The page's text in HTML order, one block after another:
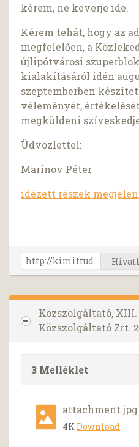
kérem, ne keverje ide.
Kérem tehát, hogy az
megfelelően, a
újlipótvárosi
kialakításáról idén
szeptemberben
véleményét,
megküldeni
Üdvözlettel:
Marinov Péter
idézett részek
Közszolgáltató,
Közszolgáltató Zrt.
3 Melléklet
attachment.jpg
4KDownload